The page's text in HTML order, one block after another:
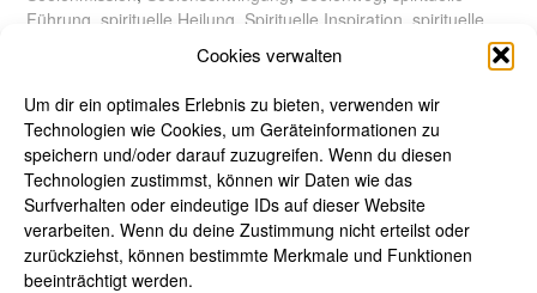
Cookies verwalten
Um dir ein optimales Erlebnis zu bieten, verwenden wir
Technologien wie Cookies, um Geräteinformationen zu
speichern und/oder darauf zuzugreifen. Wenn du diesen
Technologien zustimmst, können wir Daten wie das
Surfverhalten oder eindeutige IDs auf dieser Website
verarbeiten. Wenn du deine Zustimmung nicht erteilst oder
zurückziehst, können bestimmte Merkmale und Funktionen
beeinträchtigt werden.
Führung spirituelle Heilung Spirituelle Inspiration spirituelle
spirituelle Vision, spirituelles Wachstum Transformation,